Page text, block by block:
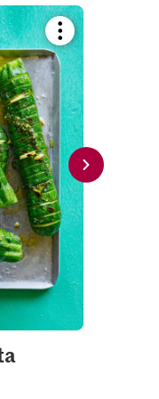
Bookmark
recipe
or
add
it
to
your
collections.